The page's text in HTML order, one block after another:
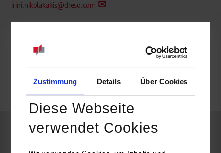
Zustimmung Details Über Cookies
Diese Webseite
verwendet Cookies
irini.nikolakakis@dreso.com
belegt